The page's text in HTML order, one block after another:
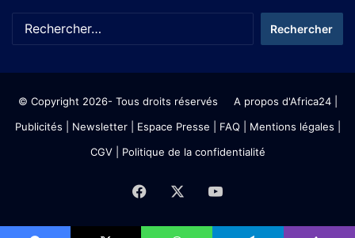
© Copyright 2026- Tous droits réservés A propos d'Africa24|
Publicités
Newsletter| Espace Presse | FAQ | Mentions légales
CGV| Politique de la confidentialité